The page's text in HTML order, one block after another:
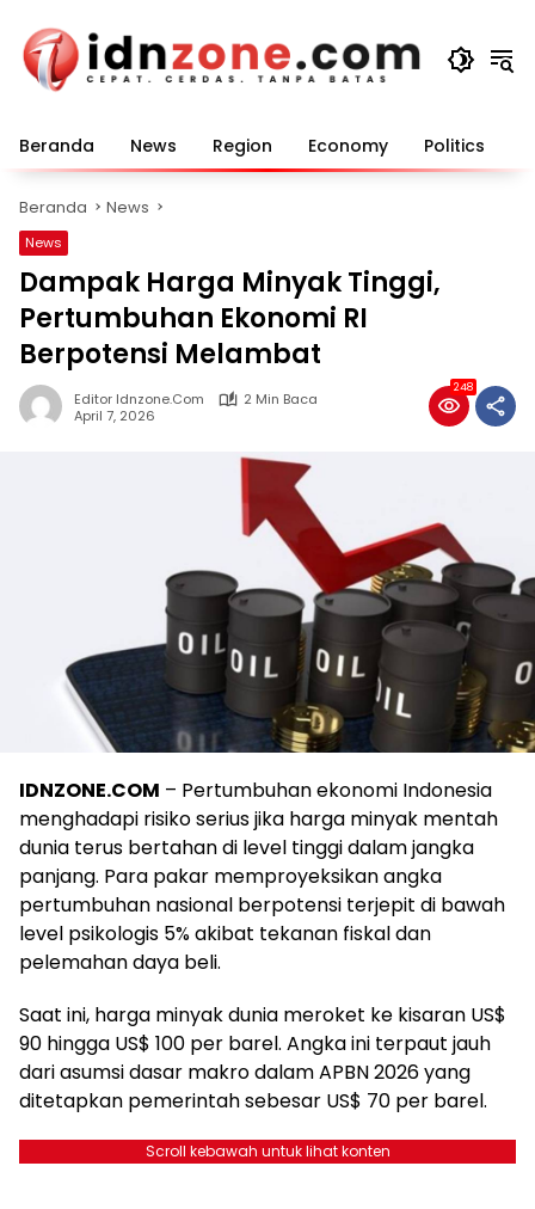
konten
Beranda News Region Economy Politics
Beranda News
News
Dampak Harga Minyak Tinggi,
Pertumbuhan Ekonomi RI
Berpotensi Melambat
Editor Idnzone.com
2 Min Baca
April 7, 2026
248
IDNZONE.COM – Pertumbuhan ekonomi Indonesia
menghadapi risiko serius jika harga minyak mentah
dunia terus bertahan di level tinggi dalam jangka
panjang. Para pakar memproyeksikan angka
pertumbuhan nasional berpotensi terjepit di bawah
level psikologis 5% akibat tekanan fiskal dan
pelemahan daya beli.
Saat ini, harga minyak dunia meroket ke kisaran US$
90 hingga US$ 100 per barel. Angka ini terpaut jauh
dari asumsi dasar makro dalam APBN 2026 yang
ditetapkan pemerintah sebesar US$ 70 per barel.
Scroll kebawah untuk lihat konten